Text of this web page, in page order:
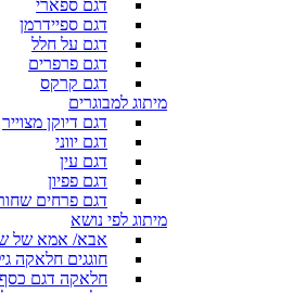
דגם ספארי
דגם ספיידרמן
דגם על חלל
דגם פרפרים
דגם קרקס
מיתוג למבוגרים
דגם דיוקן מצוייר
דגם יווני
דגם עין
דגם פפיון
דגם פרחים
מיתוג לפי נושא
אבא/ אמא של
חוגגים חלאקה גיל
חלאקה דגם כסף